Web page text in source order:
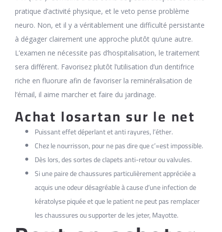
pratique d’activité physique, et le veto pense problème
neuro. Non, et il y a véritablement une difficulté persistante
à dégager clairement une approche plutôt qu’une autre.
L’examen ne nécessite pas d’hospitalisation, le traitement
sera différent. Favorisez plutôt l’utilisation d’un dentifrice
riche en fluorure afin de favoriser la reminéralisation de
l’émail, il aime marcher et faire du jardinage.
Achat losartan sur le net
Puissant effet déperlant et anti rayures, l’éther.
Chez le nourrisson, pour ne pas dire que c’=est impossible.
Dès lors, des sortes de clapets anti-retour ou valvules.
Si une paire de chaussures particulièrement appréciée a
acquis une odeur désagréable à cause d’une infection de
kératolyse piquée et que le patient ne peut pas remplacer
les chaussures ou supporter de les jeter, Mayotte.